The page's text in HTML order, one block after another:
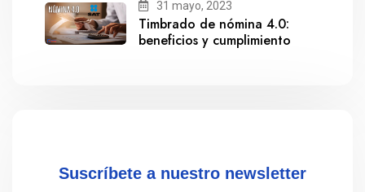
31 mayo, 2023
Timbrado de nómina 4.0:
beneficios y cumplimiento
Suscríbete a nuestro newsletter